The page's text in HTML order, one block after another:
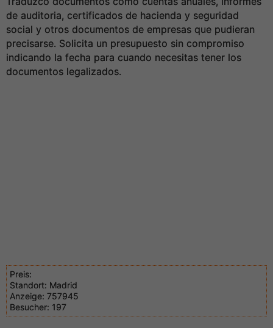
de auditoria, certificados de hacienda y seguridad
social y otros documentos de empresas que pudieran
precisarse. Solicita un presupuesto sin compromiso
indicando la fecha para cuando necesitas tener los
documentos legalizados.
Preis:
Standort: Madrid
Anzeige: 757945
Besucher: 197